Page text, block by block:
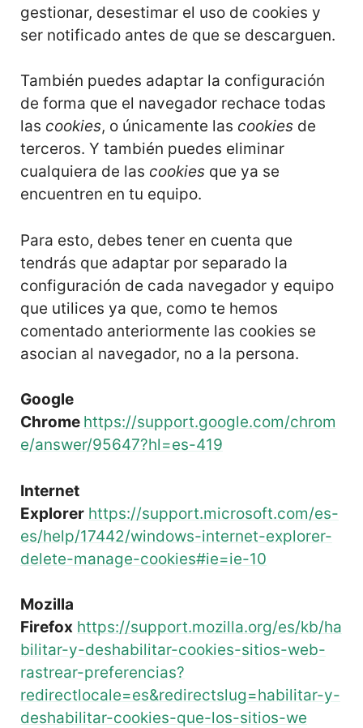
gestionar, desestimar el uso de cookies y
ser notificado antes de que se descarguen.
También puedes adaptar la configuración
de forma que el navegador rechace todas
las cookies, o únicamente las cookies de
terceros. Y también puedes eliminar
cualquiera de las cookies que ya se
encuentren en tu equipo.
Para esto, debes tener en cuenta que
tendrás que adaptar por separado la
configuración de cada navegador y equipo
que utilices ya que, como te hemos
comentado anteriormente las cookies se
asocian al navegador, no a la persona.
Google
Chrome https://support.google.com/chrom
e/answer/95647?hl=es-419
Internet
Explorer https://support.microsoft.com/es-
es/help/17442/windows-internet-explorer-
delete-manage-cookies#ie=ie-10
Mozilla
Firefox https://support.mozilla.org/es/kb/ha
bilitar-y-deshabilitar-cookies-sitios-web-
rastrear-preferencias?
redirectlocale=es&redirectslug=habilitar-y-
deshabilitar-cookies-que-los-sitios-we